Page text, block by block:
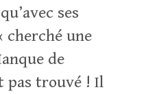
ses
cherché une
de
pas trouvé ! Il